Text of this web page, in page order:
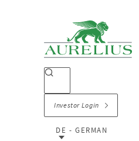
Investor Login
DE - GERMAN